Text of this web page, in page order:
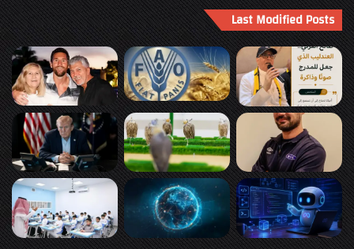
Last Modified Posts